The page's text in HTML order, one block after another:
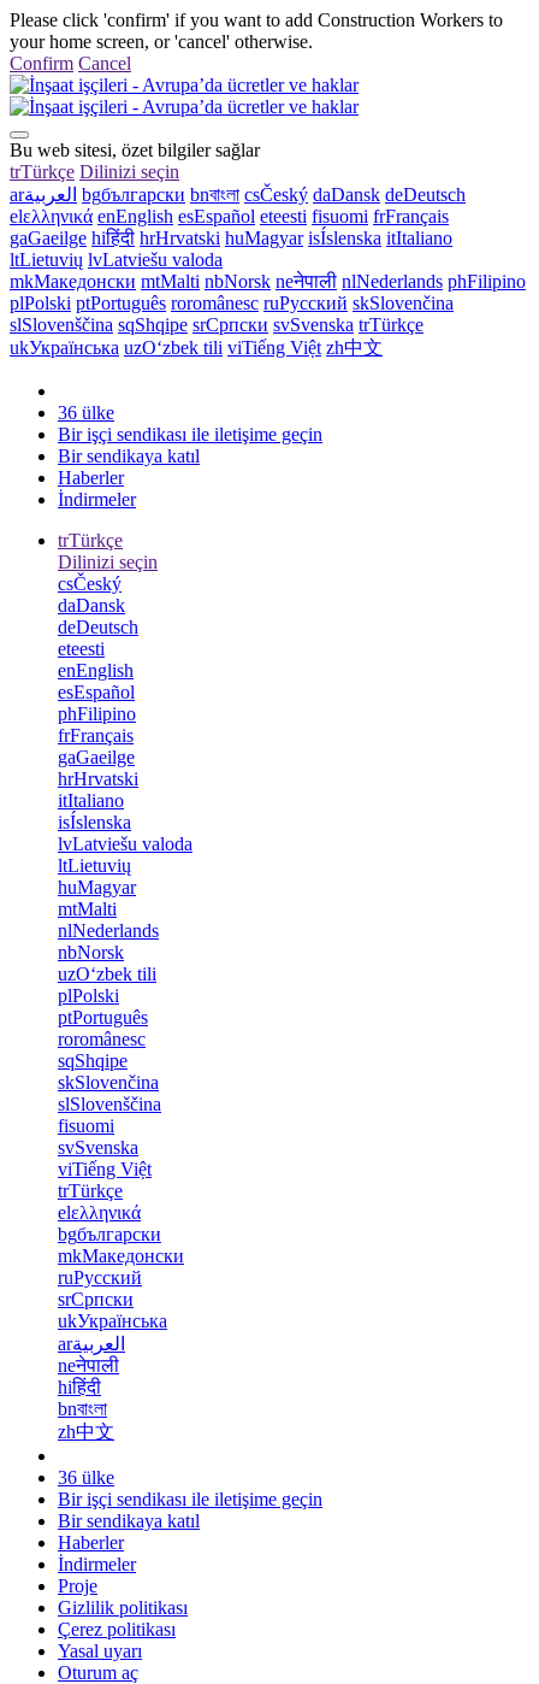
Please click 'confirm' if you want to add Construction Workers to
your home screen, or 'cancel' otherwise.
Confirm Cancel
Bu web sitesi, özet bilgiler sağlar
trTürkçe Dilinizi seçin
arالعربية bgбългарски bnবাংলা csČeský daDansk deDeutsch
elελληνικά enEnglish esEspañol eteesti fisuomi frFrançais
gaGaeilge hiहिंदी hrHrvatski huMagyar isÍslenska itItaliano
ltLietuvių lvLatviešu valoda
mkМакедонски mtMalti nbNorsk neनेपाली nlNederlands phFilipino
plPolski ptPortuguês roromânesc ruРусский skSlovenčina
slSlovenščina sqShqipe srСрпски svSvenska trTürkçe
ukУкраїнська uzOʻzbek tili viTiếng Việt zh中文
36 ülke
Bir işçi sendikası ile iletişime geçin
Bir sendikaya katıl
Haberler
İndirmeler
trTürkçe
Dilinizi seçin
csČeský
daDansk
deDeutsch
eteesti
enEnglish
esEspañol
phFilipino
frFrançais
gaGaeilge
hrHrvatski
itItaliano
isÍslenska
lvLatviešu valoda
ltLietuvių
huMagyar
mtMalti
nlNederlands
nbNorsk
uzOʻzbek tili
plPolski
ptPortuguês
roromânesc
sqShqipe
skSlovenčina
slSlovenščina
fisuomi
svSvenska
viTiếng Việt
trTürkçe
elελληνικά
bgбългарски
mkМакедонски
ruРусский
srСрпски
ukУкраїнська
arالعربية
neनेपाली
hiहिंदी
bnবাংলা
zh中文
36 ülke
Bir işçi sendikası ile iletişime geçin
Bir sendikaya katıl
Haberler
İndirmeler
Proje
Gizlilik politikası
Çerez politikası
Yasal uyarı
Oturum aç